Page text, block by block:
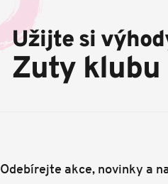
Užijte si
Zuty klubu
Odebírejte akce, novinky a